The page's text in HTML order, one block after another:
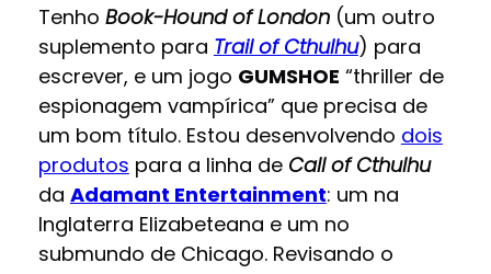
Tenho Book-Hound of London(um outro
suplemento para Trail of Cthulhu) para
escrever, e um jogo GUMSHOE “thriller de
espionagem vampírica” que precisa de
um bom título. Estou desenvolvendo dois
produtos para a linha de Call of Cthulhu
da Adamant Entertainment: um na
Inglaterra Elizabeteana e um no
submundo de Chicago. Revisando o